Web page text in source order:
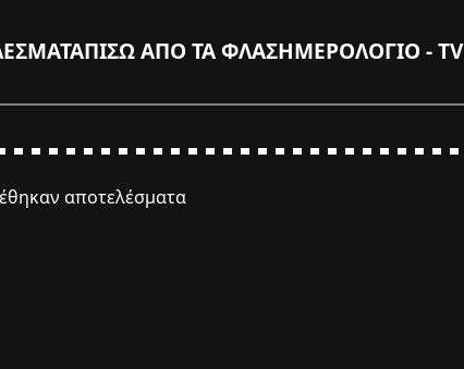
ΠΙΣΩ ΑΠΟ ΤΑ ΦΛΑΣΗΜΕΡΟΛΟΓΙΟ - TV
αποτελέσματα